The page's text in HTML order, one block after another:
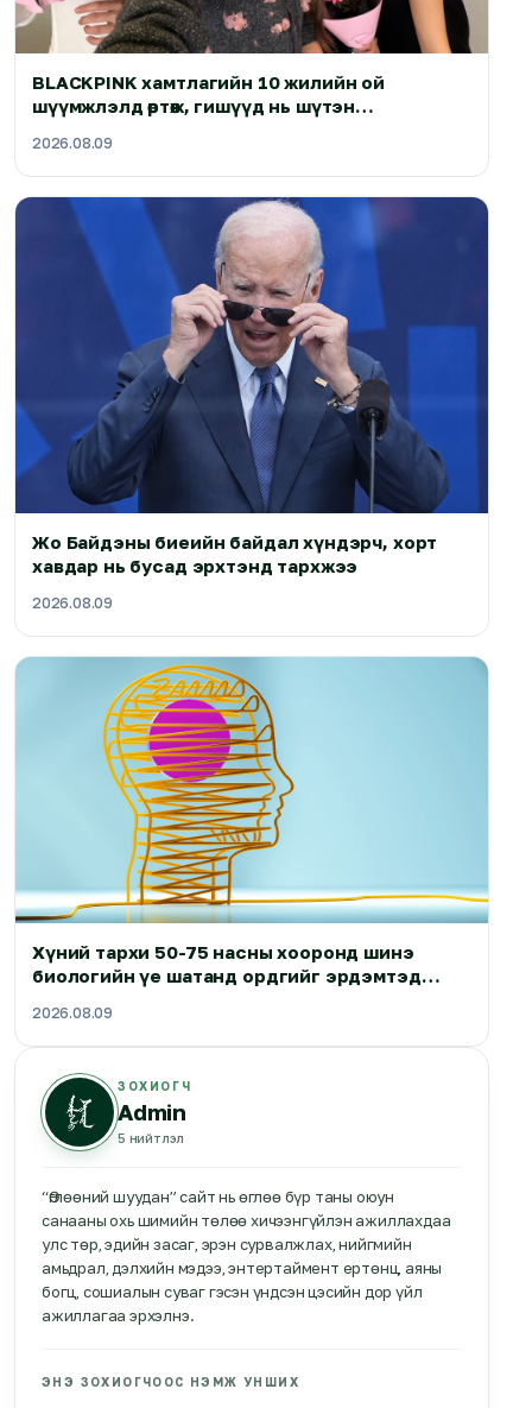
BLACKPINK хамтлагийн 10 жилийн ой
шүүмжлэлд өртөж, гишүүд нь шүтэн
2026.08.09
Жо Байдэны биеийн байдал хүндэрч, хорт
хавдар нь бусад эрхтэнд тархжээ
2026.08.09
Хүний тархи 50-75 насны хооронд шинэ
биологийн үе шатанд ордгийг эрдэмтэд
2026.08.09
ЗОХИОГЧ
Admin
5 нийтлэл
“Өглөөний шуудан” сайт нь өглөө бүр таны оюун
санааны охь шимийн төлөө хичээнгүйлэн ажиллахдаа
улс төр, эдийн засаг, эрэн сурвалжлах, нийгмийн
амьдрал, дэлхийн мэдээ, энтертаймент ертөнц, аяны
богц, сошиалын суваг гэсэн үндсэн цэсийн дор үйл
ажиллагаа эрхэлнэ.
ЭНЭ ЗОХИОГЧООС НЭМЖ УНШИХ